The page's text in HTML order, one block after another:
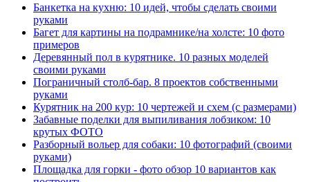
Банкетка на кухню: 10 идей, чтобы сделать своими
руками
Багет для картины на подрамнике/на холсте: 10 фото
примеров
Деревянный пол в курятнике. 10 разных моделей
своими руками
Пограничный столб-бар. 8 проектов собственными
руками
Курятник на 200 кур: 10 чертежей и схем (с размерами)
Забавные поделки для выпиливания лобзиком: 10
крутых ФОТО
Разборный вольер для собаки: 10 фотографий (своими
руками)
Площадка для горки - фото обзор 10 вариантов как